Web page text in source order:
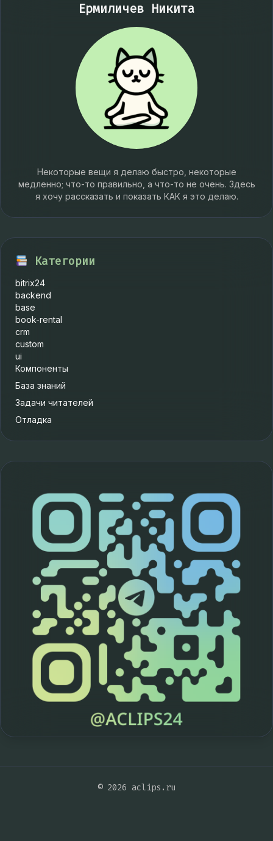
Ермиличев Никита
Некоторые вещи я делаю быстро, некоторые
медленно; что-то правильно, а что-то не очень. Здесь
я хочу рассказать и показать КАК я это делаю.
Категории
bitrix24
backend
base
book-rental
crm
custom
ui
Компоненты
База знаний
Задачи читателей
Отладка
© 2026 aclips.ru